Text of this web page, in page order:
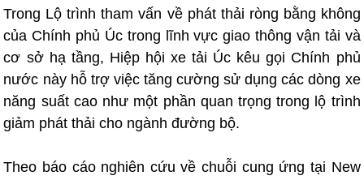
Trong Lộ trình tham vấn về phát thải ròng bằng không
của Chính phủ Úc trong lĩnh vực giao thông vận tải và
cơ sở hạ tầng, Hiệp hội xe tải Úc kêu gọi Chính phủ
nước này hỗ trợ việc tăng cường sử dụng các dòng xe
năng suất cao như một phần quan trọng trong lộ trình
giảm phát thải cho ngành đường bộ.
Theo báo cáo nghiên cứu về chuỗi cung ứng tại New